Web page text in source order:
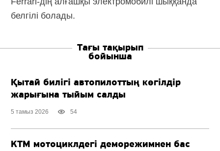
белгілі болады.
Тағы тақырып
бойынша
Қытай билігі автопилоттың көгілдір
жарығына тыйым салды
5 тамыз 2026 54
KTM мотоциклдегі деморежимнен бас